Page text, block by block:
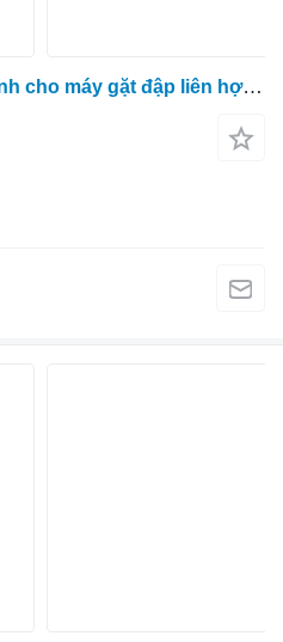
Sàng máy gặt liên hợp dành cho máy gặt đập liên hợp Massey Ferguson 7278